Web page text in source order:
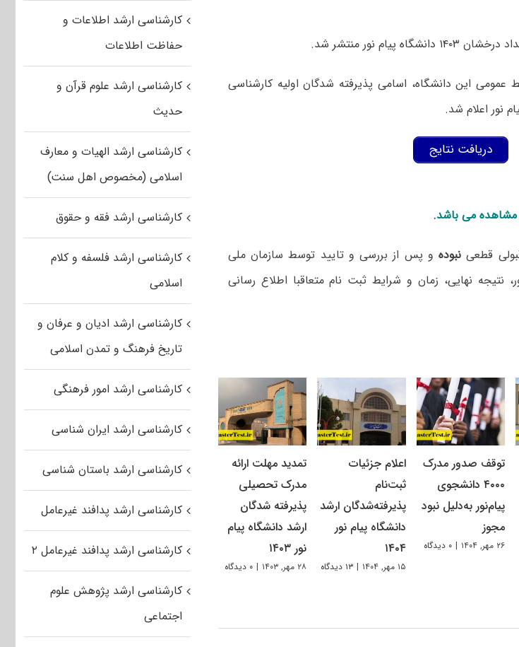
نور منتشر شد.
عمومی این دانشگاه، اسامی پذیرفته شدگان اولیه کارشناسی
دریافت نتایج
مشاهده می باشد.
قطعی نبوده و پس از بررسی و تایید توسط سازمان ملی
نهایی، زمان و شرایط ثبت نام متعاقبا اطلاع رسانی‌
توقف صدور مدرک
۴۰۰۰ دانشجوی
پیام‌نور به‌دلیل نبود
مجوز
۲۶ مهر, ۱۴۰۴ | ۰ دیدگاه
اعلام جزئیات
ثبت‌نام
پذیرفته‌شدگان ارشد
دانشگاه پیام نور
۱۴۰۴
۱۵ مهر, ۱۴۰۴ | ۱۳ دیدگاه
تمدید مهلت ارائه
مدرک تحصیلی
پذیرفته شدگان
ارشد دانشگاه پیام
نور ۱۴۰۳
۲۸ مهر, ۱۴۰۳ | ۰ دیدگاه
کارشناسی ارشد اطلاعات و
حفاظت اطلاعات
کارشناسی ارشد علوم قرآن و
حدیث
کارشناسی ارشد الهیات و معارف
اسلامی (مخصوص اهل سنت)
کارشناسی ارشد فقه و حقوق
کارشناسی ارشد فلسفه و کلام
اسلامی
کارشناسی ارشد ادیان و عرفان و
تاریخ فرهنگ و تمدن اسلامی
کارشناسی ارشد امور فرهنگی
کارشناسی ارشد ایران شناسی
کارشناسی ارشد باستان شناسی
کارشناسی ارشد پدافند غیرعامل
کارشناسی ارشد پدافند غیرعامل ۲
کارشناسی ارشد پژوهش علوم
اجتماعی